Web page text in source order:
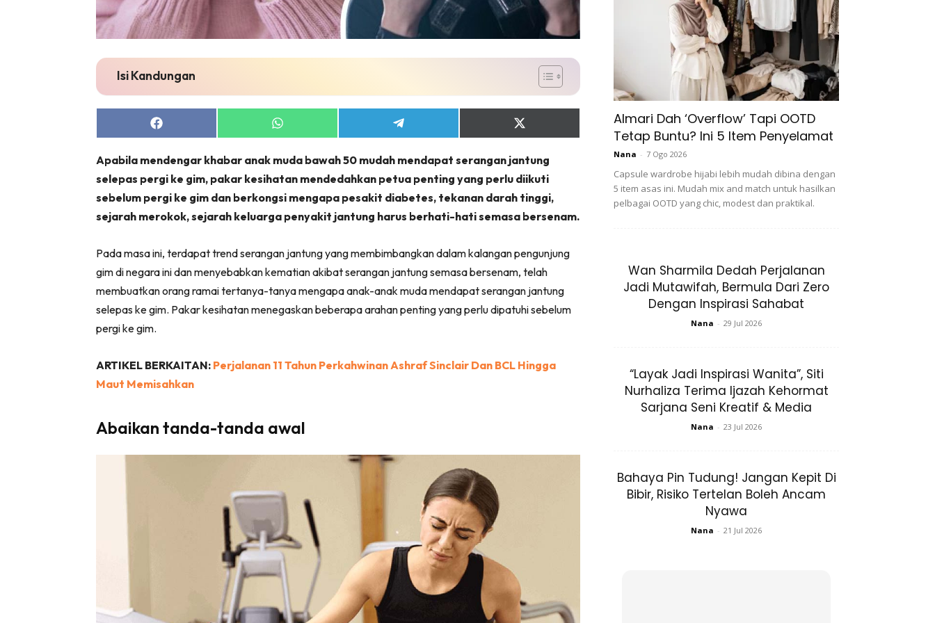
Isi Kandungan
Share
on
Share
on
Share
on
Share
on
(Twitter)
Apabila mendengar khabar anak muda bawah 50 mudah mendapat serangan jantung
selepas pergi ke gim, pakar kesihatan mendedahkan petua penting yang perlu diikuti
sebelum pergi ke gim dan berkongsi mengapa pesakit diabetes, tekanan darah tinggi,
sejarah merokok, sejarah keluarga penyakit jantung harus berhati-hati semasa bersenam.
Pada masa ini, terdapat trend serangan jantung yang membimbangkan dalam kalangan pengunjung
gim di negara ini dan menyebabkan kematian akibat serangan jantung semasa bersenam, telah
membuatkan orang ramai tertanya-tanya mengapa anak-anak muda mendapat serangan jantung
selepas ke gim. Pakar kesihatan menegaskan beberapa arahan penting yang perlu dipatuhi sebelum
pergi ke gim.
ARTIKEL BERKAITAN: Perjalanan 11 Tahun Perkahwinan Ashraf Sinclair Dan BCL Hingga
Maut Memisahkan
Abaikan tanda-tanda awal
Almari Dah ‘Overflow’ Tapi OOTD
Tetap Buntu? Ini 5 Item Penyelamat
Nana - 7 Ogo 2026
Capsule wardrobe hijabi lebih mudah dibina dengan
5 item asas ini. Mudah mix and match untuk hasilkan
pelbagai OOTD yang chic, modest dan praktikal.
Wan Sharmila Dedah Perjalanan
Jadi Mutawifah, Bermula Dari Zero
Dengan Inspirasi Sahabat
Nana - 29 Jul 2026
“Layak Jadi Inspirasi Wanita”, Siti
Nurhaliza Terima Ijazah Kehormat
Sarjana Seni Kreatif & Media
Nana - 23 Jul 2026
Bahaya Pin Tudung! Jangan Kepit Di
Bibir, Risiko Tertelan Boleh Ancam
Nyawa
Nana - 21 Jul 2026